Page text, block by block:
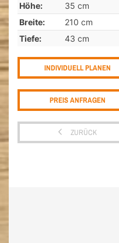
Höhe:
35 cm
Breite:
210 cm
Tiefe:
43 cm
INDIVIDUELL PLANEN
PREIS ANFRAGEN
ZURÜCK